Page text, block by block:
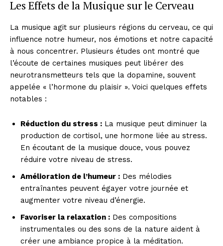
Les Effets de la Musique sur le Cerveau
La musique agit sur plusieurs régions du cerveau, ce qui
influence notre humeur, nos émotions et notre capacité
à nous concentrer. Plusieurs études ont montré que
l’écoute de certaines musiques peut libérer des
neurotransmetteurs tels que la dopamine, souvent
appelée « l’hormone du plaisir ». Voici quelques effets
notables :
Réduction du stress : La musique peut diminuer la
production de cortisol, une hormone liée au stress.
En écoutant de la musique douce, vous pouvez
réduire votre niveau de stress.
Amélioration de l’humeur : Des mélodies
entraînantes peuvent égayer votre journée et
augmenter votre niveau d’énergie.
Favoriser la relaxation : Des compositions
instrumentales ou des sons de la nature aident à
créer une ambiance propice à la méditation.